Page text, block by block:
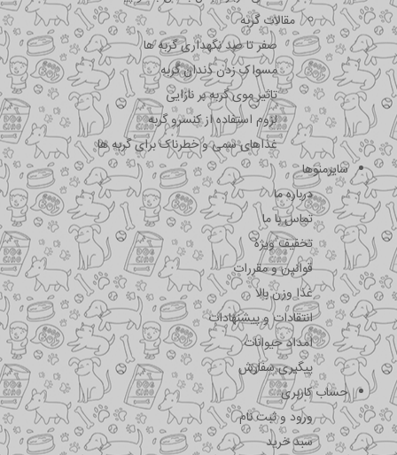
مقالات گربه
صفر تا صد نگهداری گربه ها
مسواک زدن دندان گربه
تاثیر موی گربه بر نازایی
لزوم استفاده از کنسرو گربه
غذاهای سمی و خطرناک برای گربه ها
سایرمنوها
درباره ما
تماس با ما
تخفیف ویژه
قوانین و مقررات
غذا وزن بالا
انتقادات و پیشنهادات
امداد حیوانات
پیگیری سفارش
حساب کاربری
ورود و ثبت نام
سبد خرید